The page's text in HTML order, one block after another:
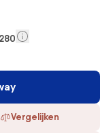
Vergelijken